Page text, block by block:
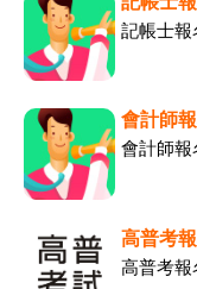
記帳士報
會計師
會計師報
高普考
高普考報